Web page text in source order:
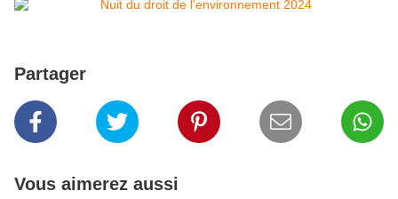
Partager
Vous aimerez aussi